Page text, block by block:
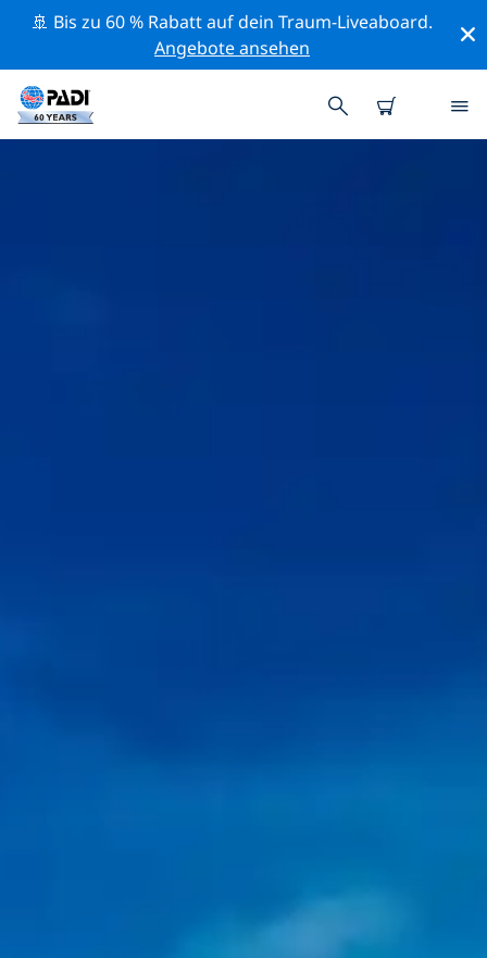
🚢 Bis zu 60 % Rabatt auf dein Traum-Liveaboard.
Angebote ansehen